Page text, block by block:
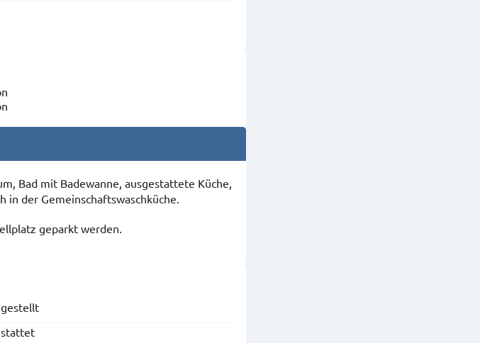
Bad mit Badewanne, ausgestattete Küche,
der Gemeinschaftswaschküche.
geparkt werden.